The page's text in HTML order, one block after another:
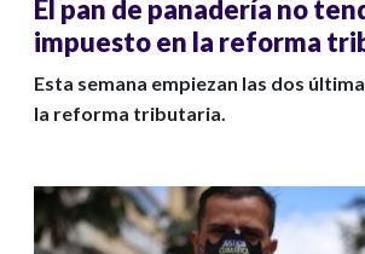
El pan de panadería no
impuesto en la reforma
Esta semana empiezan las dos
la reforma tributaria.